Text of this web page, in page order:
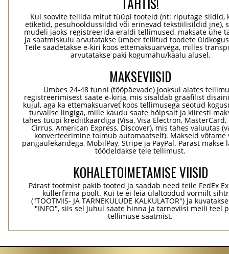
Kui soovite tellida mitut tüüpi tooteid (nt: riputage sildid,
etiketid, pesuhooldussildid või erinevad tekstiilisildid jne),
mudeli jaoks registreerida eraldi tellimused, maksate ühe
ja saatmiskulu arvutatakse ümber tellitud toodete
Teile saadetakse e-kiri koos ettemaksuarvega, milles
arvutatakse paki kogumahu/kaalu alusel.
MAKSEVIISID
Umbes 24-48 tunni (tööpäevade) jooksul alates
registreerimisest saate e-kirja, mis sisaldab graafilist
kujul, aga ka ettemaksuarvet koos tellimusega seotud
turvalise lingiga, mille kaudu saate hõlpsalt ja kiiresti
tahes tüüpi krediitkaardiga (Visa, Visa Electron, MasterCard,
Cirrus, American Express, Discover), mis tahes valuutas
konverteerimine toimub automaatselt). Makseid võtame
pangaülekandega, MobilPay, Stripe ja PayPal. Pärast makse
töödeldakse teie tellimust.
KOHALETOIMETAMISE VIISID
Pärast tootmist pakib tooted ja saadab need teile FedEx
kullerfirma poolt. Kui te ei leia ülaltoodud vormilt
("TOOTMIS- JA TARNEKULUDE KALKULATOR") ja
"INFO", siis sel juhul saate hinna ja tarneviisi meili teel
tellimuse saatmist.